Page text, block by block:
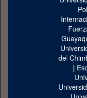
del
|